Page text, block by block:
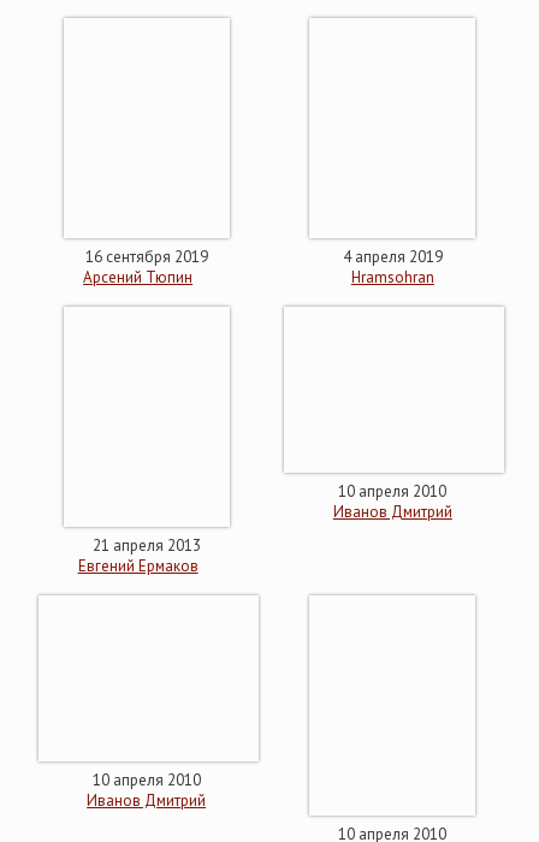
16 сентября 2019
Арсений Тюпин
4 апреля 2019
Hramsohran
21 апреля 2013
Евгений Ермаков
10 апреля 2010
Иванов Дмитрий
10 апреля 2010
Иванов Дмитрий
10 апреля 2010